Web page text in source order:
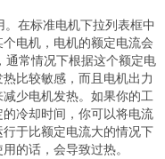
在标准电机下拉列表框中
电机，电机的额定电流会
通常情况下根据这个额定电
比较敏感，而且电机出力
少电机发热。如果你的工
冷却时间，你可以将电流
于比额定电流大的情况下
的话，会导致过热。